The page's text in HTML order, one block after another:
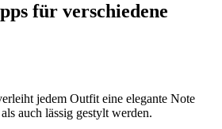
für verschiedene
jedem Outfit eine elegante Note
auch lässig gestylt werden.